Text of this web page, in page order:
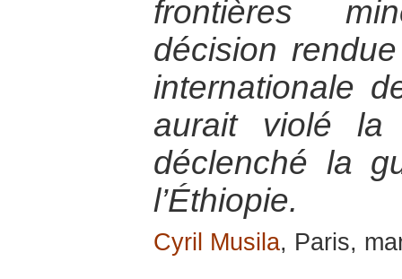
frontières
décision
internationale
aurait violé la
déclenché la
l’Éthiopie.
Cyril Musila, Paris,